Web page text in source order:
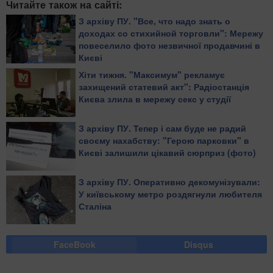
Читайте також на сайті:
З архіву ПУ. "Все, что надо знать о
доходах со стихийной торговли": Мережу
повеселило фото незвичної продавчині в
Києві
Хіти тижня. "Максимум" рекламує
захищений статевий акт": Радіостанція
Києва злила в мережу секс у студії
З архіву ПУ. Тепер і сам буде не радий
своєму нахабству: "Герою парковки" в
Києві залишили цікавий сюрприз (фото)
З архіву ПУ. Оперативно декомунізували:
У київському метро роздягнули любителя
Сталіна
FaceBook Disqus